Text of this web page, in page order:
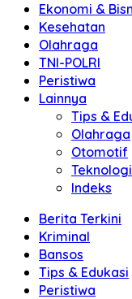
Ekonomi &
Kesehatan
Olahraga
TNI-POLRI
Peristiwa
Lainnya
Tips &
Olahraga
Otomotif
Teknologi
Indeks
Berita Terkini
Kriminal
Bansos
Tips & Edukasi
Peristiwa